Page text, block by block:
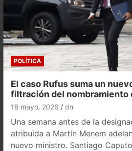
POLÍTICA
El caso Rufus suma un
filtración del nombramiento
18 mayo, 2026 dn
Una semana antes de la
atribuida a Martín Menem
nuevo ministro. Santiago